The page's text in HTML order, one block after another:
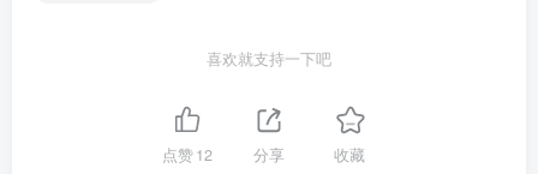
喜欢就支持一下吧
点赞12 分享 收藏